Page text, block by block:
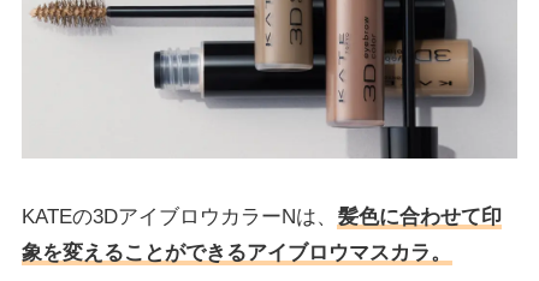
KATEの3DアイブロウカラーNは、 髪色に合わせて印
象を変えることができるアイブロウマスカラ。